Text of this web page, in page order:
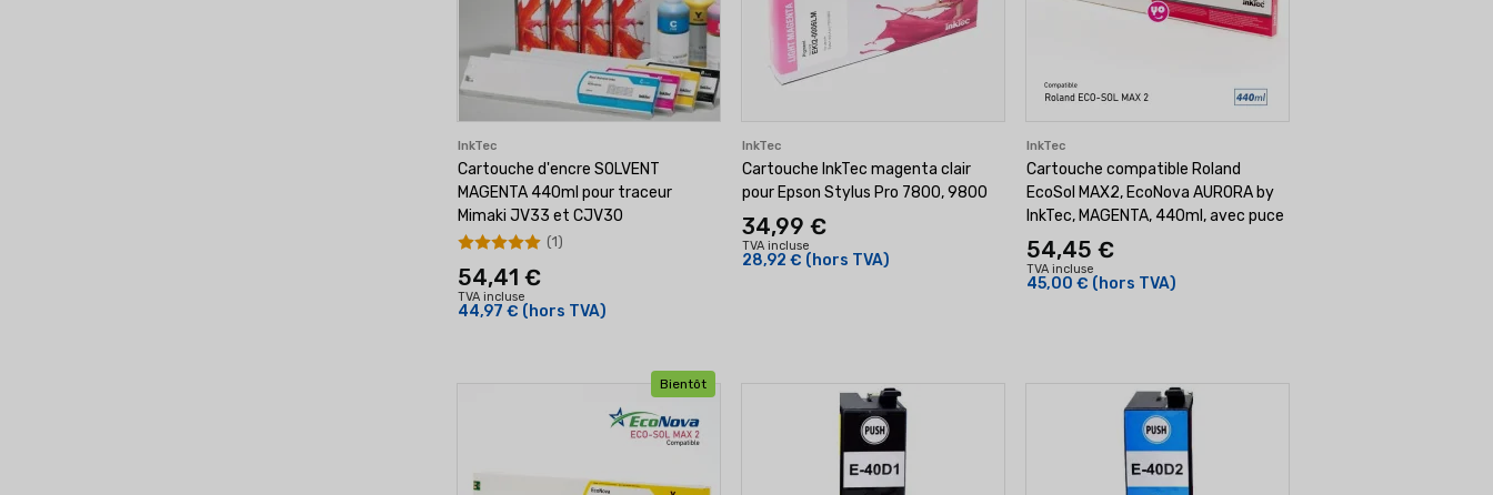
InkTec
Cartouche d'encre SOLVENT
MAGENTA 440ml pour traceur
Mimaki JV33 et CJV30
54,41 €
TVA incluse
44,97 € (hors TVA)
(1)
InkTec
Cartouche InkTec magenta clair
pour Epson Stylus Pro 7800, 9800
34,99 €
TVA incluse
28,92 € (hors TVA)
InkTec
Cartouche compatible Roland
EcoSol MAX2, EcoNova AURORA by
InkTec, MAGENTA, 440ml, avec puce
54,45 €
TVA incluse
45,00 € (hors TVA)
Bientôt